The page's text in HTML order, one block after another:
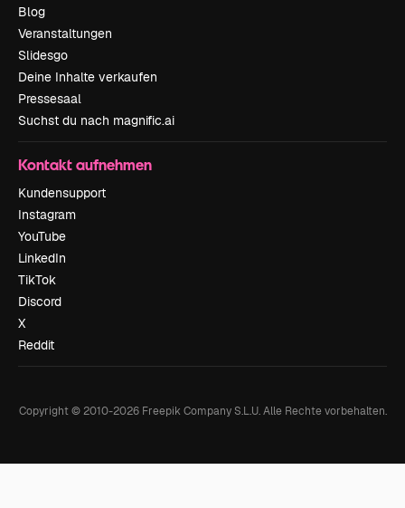
Blog
Veranstaltungen
Slidesgo
Deine Inhalte verkaufen
Pressesaal
Suchst du nach magnific.ai
Kontakt aufnehmen
Kundensupport
Instagram
YouTube
LinkedIn
TikTok
Discord
X
Reddit
Copyright © 2010-2026Freepik Company S.L.U. Alle Rechte vorbehalten.